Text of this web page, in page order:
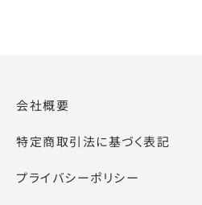
会社概要
特定商取引法に基づく表記
プライバシーポリシー